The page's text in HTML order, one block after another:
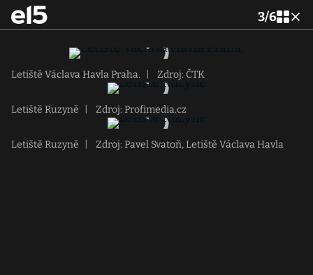
3/6
Letiště Václava Havla Praha. Zdroj: ČTK
Letiště Ruzyně Zdroj: Profimedia.cz
Letiště Ruzyně Zdroj: Pavel Svatoň, Letiště Václava Havla